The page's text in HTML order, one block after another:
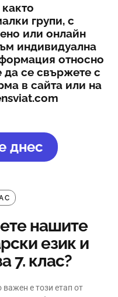
групи, с
или онлайн
индивидуална
относно
да се свържете с
в сайта или на
днес
нашите
език и
7. клас?
важен е този етап от